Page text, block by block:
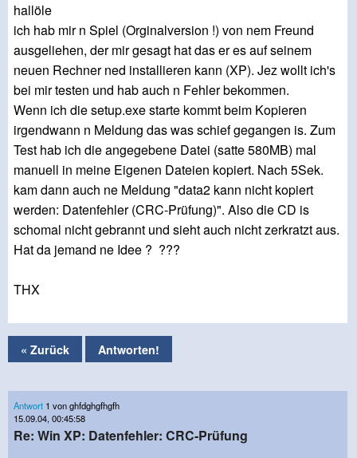
hallöle
ich hab mir n Spiel (Orginalversion !) von nem Freund
ausgeliehen, der mir gesagt hat das er es auf seinem
neuen Rechner ned installieren kann (XP). Jez wollt ich's
bei mir testen und hab auch n Fehler bekommen.
Wenn ich die setup.exe starte kommt beim Kopieren
irgendwann n Meldung das was schief gegangen is. Zum
Test hab ich die angegebene Datei (satte 580MB) mal
manuell in meine Eigenen Dateien kopiert. Nach 5Sek.
kam dann auch ne Meldung "data2 kann nicht kopiert
werden: Datenfehler (CRC-Prüfung)". Also die CD is
schomal nicht gebrannt und sieht auch nicht zerkratzt aus.
Hat da jemand ne Idee ? ???
THX
« Zurück Antworten!
Antwort 1 von ghfdghgfhgfh
15.09.04, 00:45:58
Re: Win XP: Datenfehler: CRC-Prüfung